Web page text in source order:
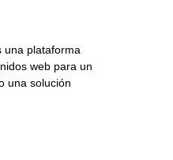
una plataforma
web para un
una solución